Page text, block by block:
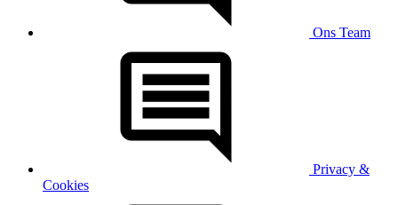
Ons Team
Privacy &
Cookies